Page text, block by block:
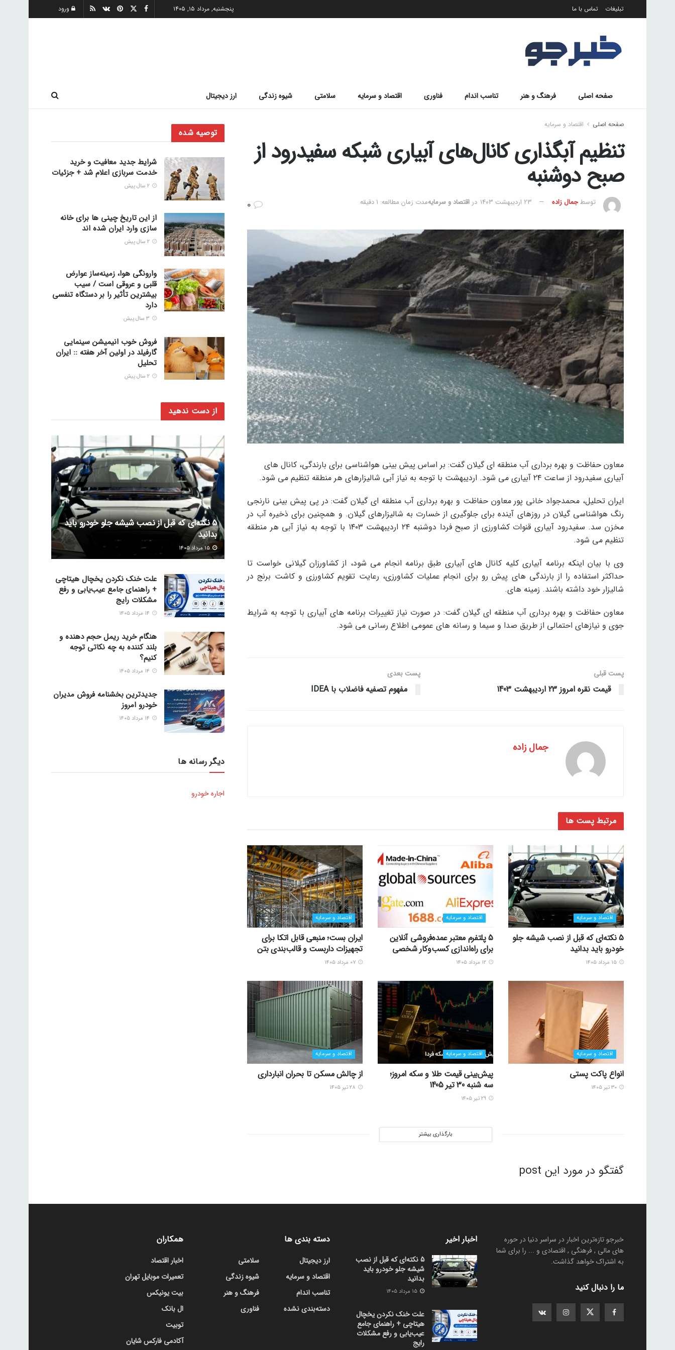
تبلیغات تماس با ما پنجشنبه, مرداد ۱۵, ۱۴۰۵ ورود
صفحه اصلی فرهنگ و هنر تناسب اندام فناوری اقتصاد و سرمایه سلامتی شیوه زندگی ارز دیجیتال
صفحه اصلی اقتصاد و سرمایه
تنظیم آبگذاری کانال‌های آبیاری شبکه سفیدرود از
صبح دوشنبه
توسطجمال زاده ۲۳ اردیبهشت ۱۴۰۳ در اقتصاد و سرمایهمدت زمان مطالعه: 1 دقیقه
معاون حفاظت و بهره برداری آب منطقه ای گیلان گفت: بر اساس پیش بینی هواشناسی برای بارندگی، کانال های
آبیاری سفیدرود از ساعت ۲۴ آبیاری می شود. اردیبهشت با توجه به نیاز آبی شالیزارهای هر منطقه تنظیم می شود.
ایران تحلیل، محمدجواد خانی پور معاون حفاظت و بهره برداری آب منطقه ای گیلان گفت: در پی پیش بینی نارنجی
رنگ هواشناسی گیلان در روزهای آینده برای جلوگیری از خسارت به شالیزارهای گیلان. و همچنین برای ذخیره آب در
مخزن سد. سفیدرود آبیاری قنوات کشاورزی از صبح فردا دوشنبه ۲۴ اردیبهشت ۱۴۰۳ با توجه به نیاز آبی هر منطقه
تنظیم می شود.
وی با بیان اینکه برنامه آبیاری کلیه کانال های آبیاری طبق برنامه انجام می شود، از کشاورزان گیلانی خواست تا
حداکثر استفاده را از بارندگی های پیش رو برای انجام عملیات کشاورزی، رعایت تقویم کشاورزی و کاشت برنج در
شالیزار خود داشته باشند. زمینه های.
معاون حفاظت و بهره برداری آب منطقه ای گیلان گفت: در صورت نیاز تغییرات برنامه های آبیاری با توجه به شرایط
جوی و نیازهای احتمالی از طریق صدا و سیما و رسانه های عمومی اطلاع رسانی می شود.
پست قبلی
قیمت نقره امروز 23 اردیبهشت 1403
پست‌ بعدی
مفهوم تصفیه فاضلاب با IDEA
جمال زاده
مرتبط پست ها
اقتصاد و سرمایه
5 نکته‌ای که قبل از نصب شیشه جلو
خودرو باید بدانید
اقتصاد و سرمایه
5 پلتفرم معتبر عمده‌فروشی آنلاین
برای راه‌اندازی کسب‌وکار شخصی
اقتصاد و سرمایه
ایران بست؛ منبعی قابل اتکا برای
تجهیزات داربست و قالب‌بندی بتن
اقتصاد و سرمایه
انواع پاکت پستی
اقتصاد و سرمایه
پیش‌بینی قیمت طلا و سکه امروز؛
سه شنبه 30 تیر 1405
اقتصاد و سرمایه
از چالش مسکن تا بحران انبارداری
بارگذاری بیشتر
گفتگو در مورد این post
توصیه شده
شرایط جدید معافیت و خرید
خدمت سربازی اعلام شد + جزئیات
از این تاریخ چینی ها برای خانه
سازی وارد ایران شده اند
وارونگی هوا، زمینه‌ساز عوارض
قلبی و عروقی است / سیب
بیشترین تأثیر را بر دستگاه تنفسی
دارد
فروش خوب انیمیشن سینمایی
گارفیلد در اولین آخر هفته :: ایران
تحلیل
از دست ندهید
5 نکته‌ای که قبل از نصب شیشه جلو خودرو باید
بدانید
۱۵ مرداد ۱۴۰۵
علت خنک نکردن یخچال هیتاچی
+ راهنمای جامع عیب‌یابی و رفع
مشکلات رایج
هنگام خرید ریمل حجم دهنده و
بلند کننده به چه نکاتی توجه
کنیم؟
جدیدترین بخشنامه فروش مدیران
خودرو امروز
دیگر رسانه ها
اجاره خودرو
خبرجو تازه‌ترین اخبار در سراسر دنیا در حوره
های مالی , فرهنگی , اقتصادی و ... را برای شما
به اشتراک خواهد گذاشت.
ما را دنبال کنید
اخبار اخیر
5 نکته‌ای که قبل از نصب
شیشه جلو خودرو باید
بدانید
۱۵ مرداد ۱۴۰۵
علت خنک نکردن یخچال
هیتاچی + راهنمای جامع
عیب‌یابی و رفع مشکلات
رایج
دسته بندی ها
ارز دیجیتال
اقتصاد و سرمایه
تناسب اندام
دسته‌بندی نشده
سلامتی
شیوه زندگی
فرهنگ و هنر
فناوری
همکاران
اخبار اقتصاد
تعمیرات موبایل تهران
بیت یونیکس
ال بانک
توبیت
آکادمی فارکس شایان